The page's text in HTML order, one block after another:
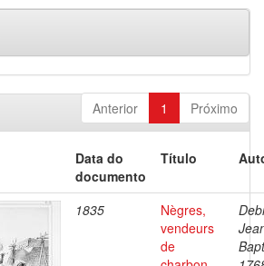
Anterior 1 Próximo
Data do
documento
Título
1835
Nègres,
vendeurs
de